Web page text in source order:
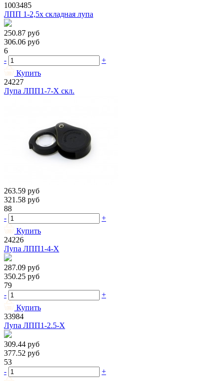
1003485
ЛПП 1-2,5х складная лупа
250.87 руб
306.06 руб
6
-
+
Купить
24227
Лупа ЛПП1-7-X скл.
263.59 руб
321.58 руб
88
-
+
Купить
24226
Лупа ЛПП1-4-X
287.09 руб
350.25 руб
79
-
+
Купить
33984
Лупа ЛПП1-2.5-X
309.44 руб
377.52 руб
53
-
+